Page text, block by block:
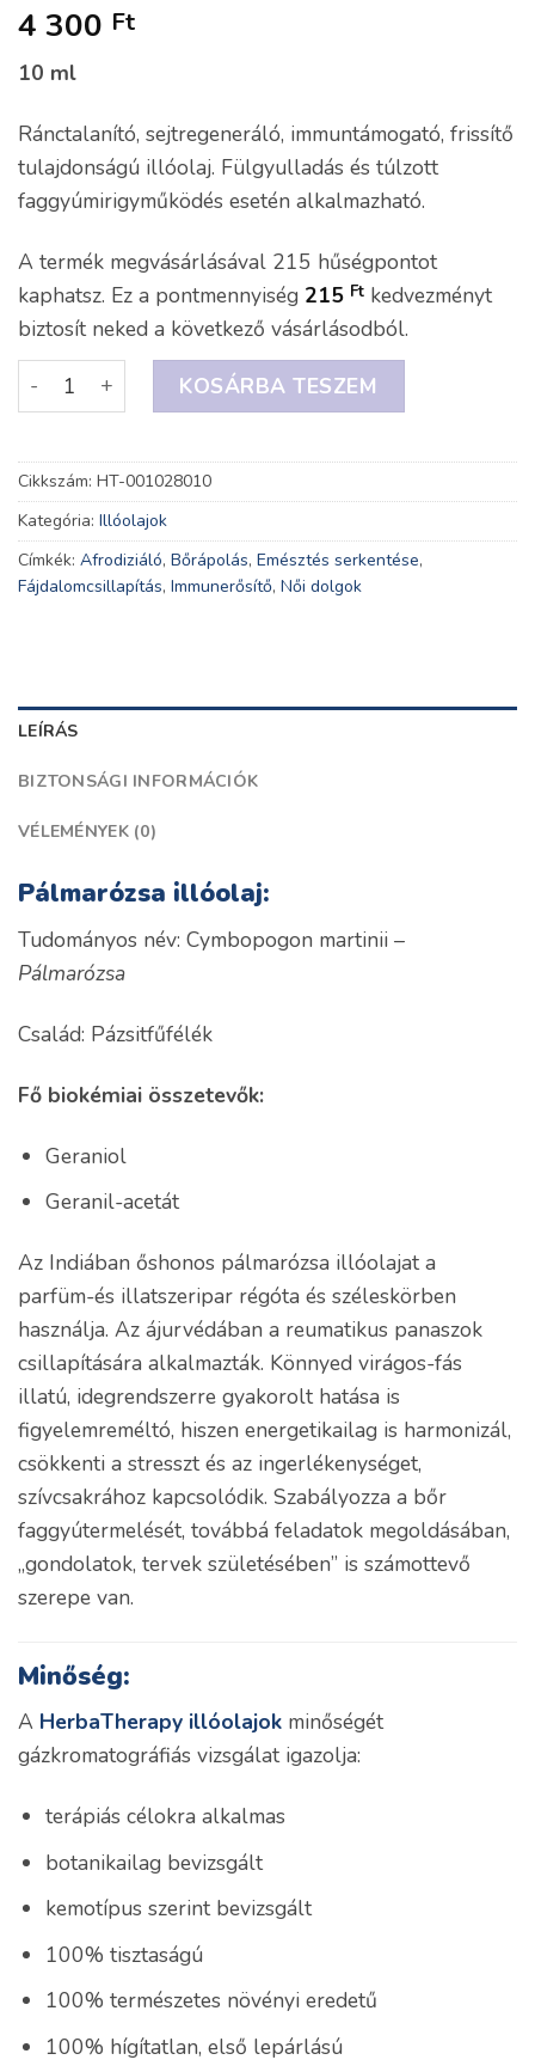
4 300 Ft
10 ml
Ránctalanító, sejtregeneráló, immuntámogató, frissítő
tulajdonságú illóolaj. Fülgyulladás és túlzott
faggyúmirigyműködés esetén alkalmazható.
A termék megvásárlásával 215 hűségpontot
kaphatsz. Ez a pontmennyiség 215 Ft kedvezményt
biztosít neked a következő vásárlásodból.
KOSÁRBA TESZEM
Cikkszám: HT-001028010
Kategória: Illóolajok
Címkék: Afrodiziáló, Bőrápolás, Emésztés serkentése,
Fájdalomcsillapítás, Immunerősítő, Női dolgok
LEÍRÁS
BIZTONSÁGI INFORMÁCIÓK
VÉLEMÉNYEK (0)
Pálmarózsa illóolaj:
Tudományos név: Cymbopogon martinii –
Pálmarózsa
Család: Pázsitfűfélék
Fő biokémiai összetevők:
Geraniol
Geranil-acetát
Az Indiában őshonos pálmarózsa illóolajat a
parfüm-és illatszeripar régóta és széleskörben
használja. Az ájurvédában a reumatikus panaszok
csillapítására alkalmazták. Könnyed virágos-fás
illatú, idegrendszerre gyakorolt hatása is
figyelemreméltó, hiszen energetikailag is harmonizál,
csökkenti a stresszt és az ingerlékenységet,
szívcsakrához kapcsolódik. Szabályozza a bőr
faggyútermelését, továbbá feladatok megoldásában,
„gondolatok, tervek születésében” is számottevő
szerepe van.
Minőség:
A HerbaTherapy illóolajok minőségét
gázkromatográfiás vizsgálat igazolja:
terápiás célokra alkalmas
botanikailag bevizsgált
kemotípus szerint bevizsgált
100% tisztaságú
100% természetes növényi eredetű
100% hígítatlan, első lepárlású